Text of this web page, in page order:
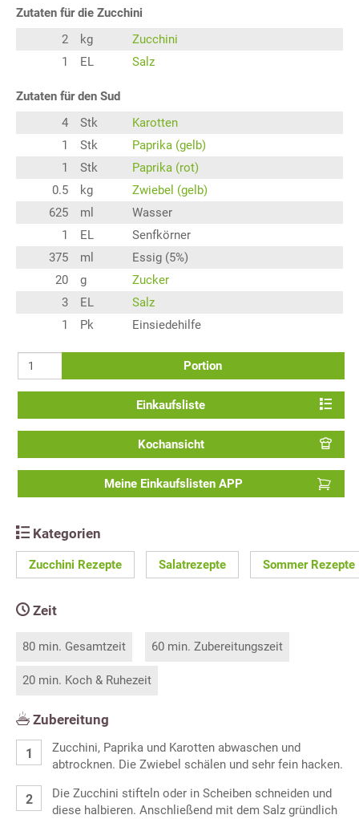
Zutaten für die Zucchini
2
kg
Zucchini
1
EL Salz
Zutaten für den Sud
4
Stk
Karotten
1
Stk
Paprika (gelb)
1
Stk
Paprika (rot)
0.5
kg
Zwiebel (gelb)
625
ml
Wasser
1
EL
Senfkörner
375
ml
Essig (5%)
20
g
Zucker
3
EL
Salz
1
Pk Einsiedehilfe
Portion
Einkaufsliste
Kochansicht
Meine Einkaufslisten APP
Kategorien
Zucchini Rezepte Salatrezepte Sommer Rezepte
Zeit
80 min. Gesamtzeit 60 min. Zubereitungszeit
20 min. Koch & Ruhezeit
Zubereitung
Zucchini, Paprika und Karotten abwaschen und
abtrocknen. Die Zwiebel schälen und sehr fein hacken.
Die Zucchini stifteln oder in Scheiben schneiden und
diese halbieren. Anschließend mit dem Salz gründlich